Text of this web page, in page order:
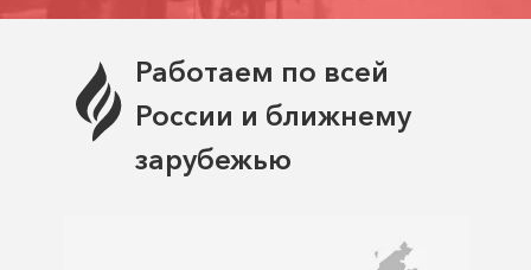
Работаем по всей
России и ближнему
зарубежью